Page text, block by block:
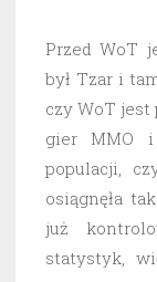
Przed WoT
był Tzar i
czy WoT
gier MMO i
populacji,
osiągnęła
już
statystyk,